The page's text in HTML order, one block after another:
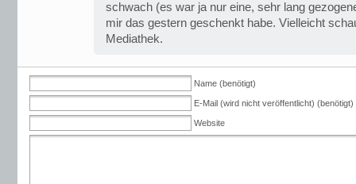
schwach (es war ja nur eine, sehr lang
mir das gestern geschenkt habe. Vielleicht
Mediathek.
Name (benötigt)
E-Mail (wird nicht veröffentlicht) (benötigt)
Website